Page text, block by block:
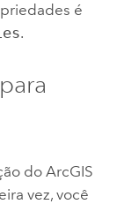
é
.
do ArcGIS
vez, você